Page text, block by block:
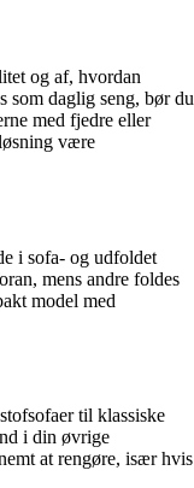
og af, hvordan
som daglig seng, bør du
med fjedre eller
være
i sofa- og udfoldet
mens andre foldes
model med
til klassiske
i din øvrige
at rengøre, især hvis